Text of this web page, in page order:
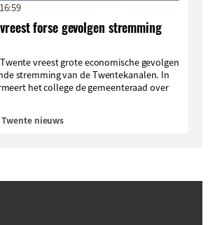
forse gevolgen stremming
vreest grote economische gevolgen
stremming van de Twentekanalen. In
het college de gemeenteraad over
Twente nieuws